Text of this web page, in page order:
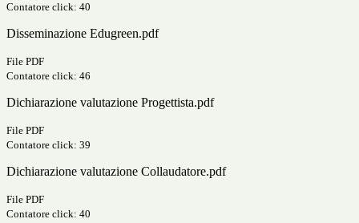
Contatore click: 40
Disseminazione Edugreen.pdf
File PDF
Contatore click: 46
Dichiarazione valutazione Progettista.pdf
File PDF
Contatore click: 39
Dichiarazione valutazione Collaudatore.pdf
File PDF
Contatore click: 40